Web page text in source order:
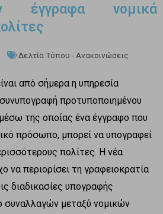
έγγραφα νομικά
Δελτία Τύπου - Ανακοινώσεις
από σήμερα η υπηρεσία
προτυποποιημένου
της οποίας ένα έγγραφο που
πρόσωπο, μπορεί να υπογραφεί
πολίτες. Η νέα
να περιορίσει τη γραφειοκρατία
διαδικασίες υπογραφής
συναλλαγών μεταξύ νομικών